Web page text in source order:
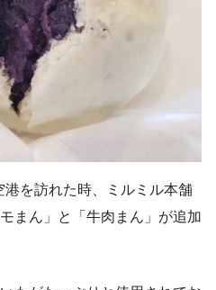
を訪れた時、ミルミル本舗
まん」と「牛肉まん」が追加